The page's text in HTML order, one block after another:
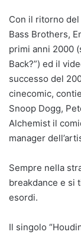
Con il ritorno
Bass Brothers,
primi anni 2000
Back?”) ed il
successo del
cinecomic,
Snoop Dogg,
Alchemist il
manager
Sempre nella
breakdance e si
esordi.
Il singolo